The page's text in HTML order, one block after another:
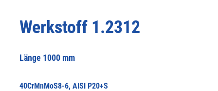
Werkstoff 1.2312
Länge 1000 mm
40CrMnMoS8-6, AISI P20+S